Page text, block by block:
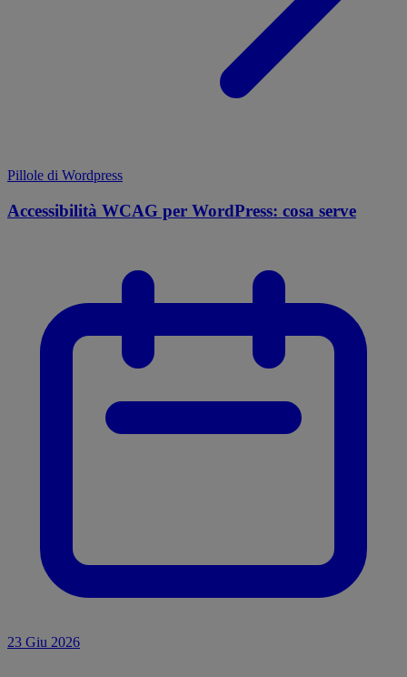
Pillole di Wordpress
Accessibilità WCAG per WordPress: cosa serve
23 Giu 2026